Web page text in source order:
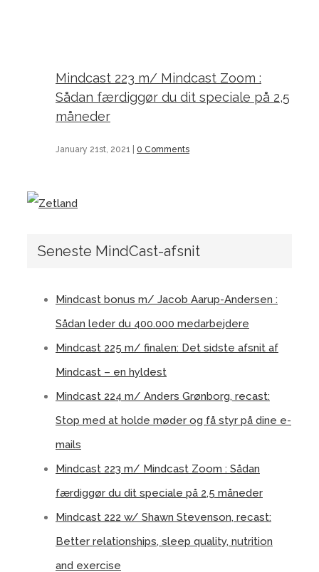
Mindcast 223 m/ Mindcast Zoom :
Sådan færdiggør du dit speciale på 2,5
måneder
January 21st, 2021 0 Comments
Seneste MindCast-afsnit
Mindcast bonus m/ Jacob Aarup-Andersen :
Sådan leder du 400.000 medarbejdere
Mindcast 225 m/ finalen: Det sidste afsnit af
Mindcast – en hyldest
Mindcast 224 m/ Anders Grønborg, recast:
Stop med at holde møder og få styr på dine e-
mails
Mindcast 223 m/ Mindcast Zoom : Sådan
færdiggør du dit speciale på 2,5 måneder
Mindcast 222 w/ Shawn Stevenson, recast:
Better relationships, sleep quality, nutrition
and exercise